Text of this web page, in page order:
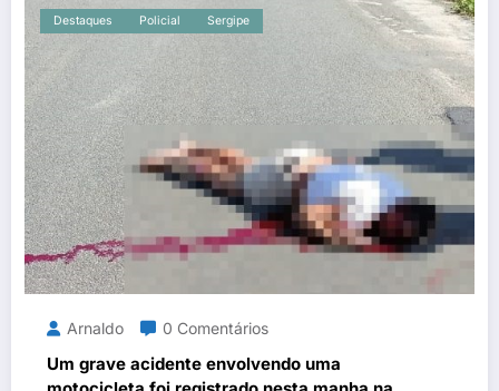
Destaques Policial Sergipe
Arnaldo 0 Comentários
Um grave acidente envolvendo uma